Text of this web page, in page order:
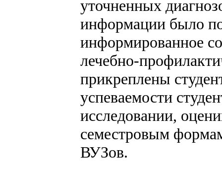
уточненных
информации было
информированное
лечебно-
прикреплены
успеваемости
исследовании,
семестровым
ВУЗов.